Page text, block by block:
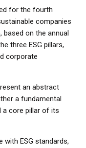
for the fourth
companies
based on the annual
three ESG pillars,
corporate
an abstract
a fundamental
a core pillar of its
ESG standards,